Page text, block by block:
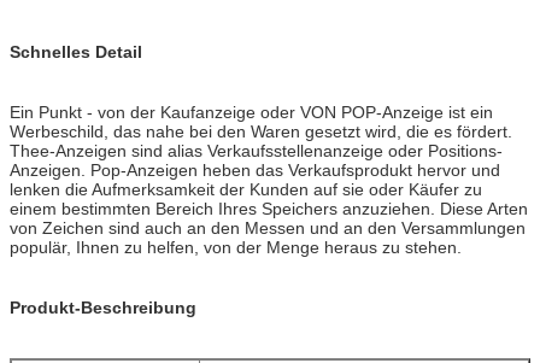
Schnelles Detail
Ein Punkt - von der Kaufanzeige oder VON POP-Anzeige ist ein
Werbeschild, das nahe bei den Waren gesetzt wird, die es fördert.
Thee-Anzeigen sind alias Verkaufsstellenanzeige oder Positions-
Anzeigen. Pop-Anzeigen heben das Verkaufsprodukt hervor und
lenken die Aufmerksamkeit der Kunden auf sie oder Käufer zu
einem bestimmten Bereich Ihres Speichers anzuziehen. Diese Arten
von Zeichen sind auch an den Messen und an den Versammlungen
populär, Ihnen zu helfen, von der Menge heraus zu stehen.
Produkt-Beschreibung